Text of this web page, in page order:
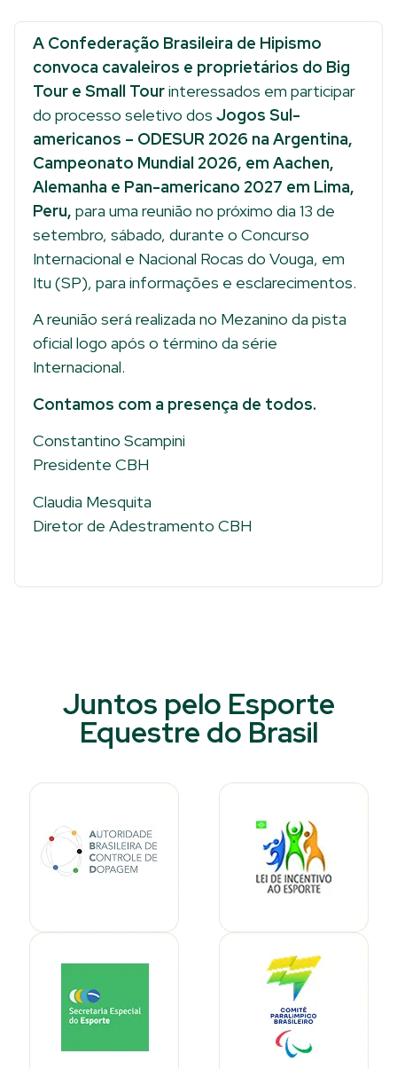
A Confederação Brasileira de Hipismo
convoca cavaleiros e proprietários do Big
Tour e Small Tourinteressados em participar
do processo seletivo dos Jogos Sul-
americanos – ODESUR 2026 na Argentina,
Campeonato Mundial 2026, em Aachen,
Alemanha e Pan-americano 2027 em Lima,
Peru, para uma reunião no próximo dia 13 de
setembro, sábado, durante o Concurso
Internacional e Nacional Rocas do Vouga, em
Itu (SP), para informações e esclarecimentos.
A reunião será realizada no Mezanino da pista
oficial logo após o término da série
Internacional.
Contamos com a presença de todos.
Constantino Scampini
Presidente CBH
Claudia Mesquita
Diretor de Adestramento CBH
Juntos pelo Esporte
Equestre do Brasil